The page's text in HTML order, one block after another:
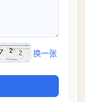
换一张